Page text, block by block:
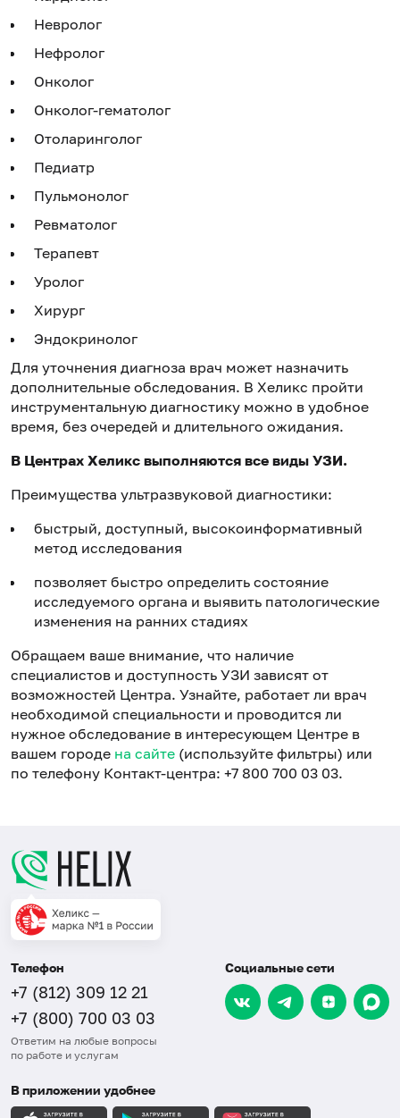
Невролог
Нефролог
Онколог
Онколог-гематолог
Отоларинголог
Педиатр
Пульмонолог
Ревматолог
Терапевт
Уролог
Хирург
Эндокринолог
Для уточнения диагноза врач может назначить
дополнительные обследования. В Хеликс пройти
инструментальную диагностику можно в удобное
время, без очередей и длительного ожидания.
В Центрах Хеликс выполняются все виды УЗИ.
Преимущества ультразвуковой диагностики:
быстрый, доступный, высокоинформативный
метод исследования
позволяет быстро определить состояние
исследуемого органа и выявить патологические
изменения на ранних стадиях
Обращаем ваше внимание, что наличие
специалистов и доступность УЗИ зависят от
возможностей Центра. Узнайте, работает ли врач
необходимой специальности и проводится ли
нужное обследование в интересующем Центре в
вашем городе на сайте (используйте фильтры) или
по телефону Контакт-центра: +7 800 700 03 03.
Телефон
+7 (812) 309 12 21
+7 (800) 700 03 03
Ответим на любые вопросы
по работе и услугам
Социальные сети
В приложении удобнее